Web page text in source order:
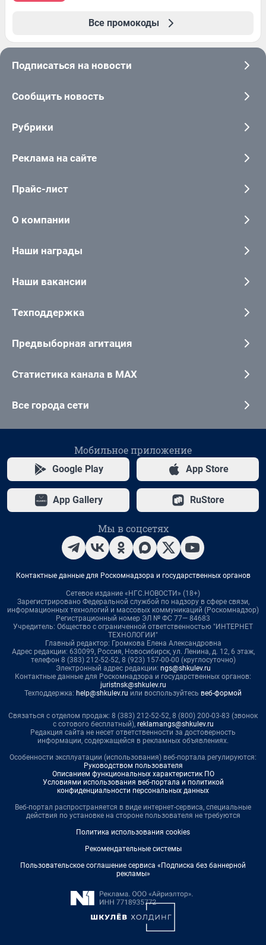
Все промокоды
Подписаться на новости
Сообщить новость
Рубрики
Реклама на сайте
Прайс-лист
О компании
Наши награды
Наши вакансии
Техподдержка
Предвыборная агитация
Статистика канала в MAX
Все города сети
Мобильное приложение
Google Play App Store
App Gallery RuStore
Мы в соцсетях
Контактные данные для Роскомнадзора и государственных органов
Сетевое издание «НГС.НОВОСТИ» (18+)
Зарегистрировано Федеральной службой по надзору в сфере связи,
информационных технологий и массовых коммуникаций (Роскомнадзор)
Регистрационный номер ЭЛ № ФС 77— 84683
Учредитель: Общество с ограниченной ответственностью "ИНТЕРНЕТ
ТЕХНОЛОГИИ"
Главный редактор: Громкова Елена Александровна
Адрес редакции: 630099, Россия, Новосибирск, ул. Ленина, д. 12, 6 этаж,
телефон 8 (383) 212-52-52, 8 (923) 157-00-00 (круглосуточно)
Электронный адрес редакции: ngs@shkulev.ru
Контактные данные для Роскомнадзора и государственных органов:
juristnsk@shkulev.ru
Техподдержка: help@shkulev.ru или воспользуйтесь веб-формой
Связаться с отделом продаж: 8 (383) 212-52-52, 8 (800) 200-03-83 (звонок
с сотового бесплатный), reklamangs@shkulev.ru
Редакция сайта не несет ответственности за достоверность
информации, содержащейся в рекламных объявлениях.
Особенности эксплуатации (использования) веб-портала регулируются:
Руководством пользователя
Описанием функциональных характеристик ПО
Условиями использования веб-портала и политикой
конфиденциальности персональных данных
Веб-портал распространяется в виде интернет-сервиса, специальные
действия по установке на стороне пользователя не требуются
Политика использования cookies
Рекомендательные системы
Пользовательское соглашение сервиса «Подписка без баннерной
рекламы»